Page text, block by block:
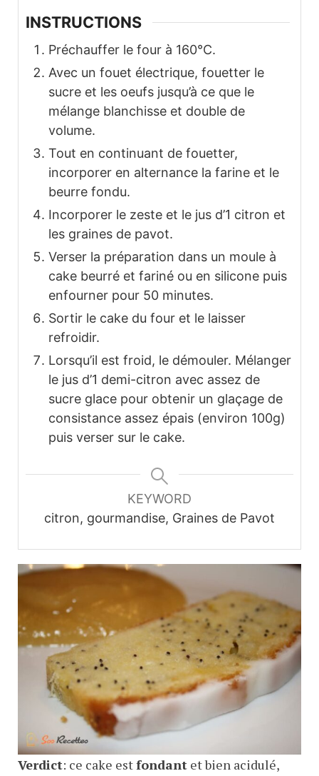
INSTRUCTIONS
Préchauffer le four à 160°C.
Avec un fouet électrique, fouetter le
sucre et les oeufs jusqu’à ce que le
mélange blanchisse et double de
volume.
Tout en continuant de fouetter,
incorporer en alternance la farine et le
beurre fondu.
Incorporer le zeste et le jus d’1 citron et
les graines de pavot.
Verser la préparation dans un moule à
cake beurré et fariné ou en silicone puis
enfourner pour 50 minutes.
Sortir le cake du four et le laisser
refroidir.
Lorsqu’il est froid, le démouler. Mélanger
le jus d’1 demi-citron avec assez de
sucre glace pour obtenir un glaçage de
consistance assez épais (environ 100g)
puis verser sur le cake.
KEYWORD
citron, gourmandise, Graines de Pavot
Verdict: ce cake estfondant et bien acidulé,